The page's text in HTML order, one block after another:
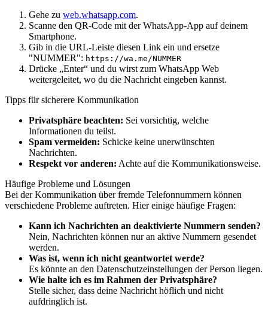
Gehe zu web.whatsapp.com.
Scanne den QR-Code mit der WhatsApp-App auf deinem
Smartphone.
Gib in die URL-Leiste diesen Link ein und ersetze
"NUMMER": https://wa.me/NUMMER
Drücke „Enter“ und du wirst zum WhatsApp Web
weitergeleitet, wo du die Nachricht eingeben kannst.
Tipps für sicherere Kommunikation
Privatsphäre beachten: Sei vorsichtig, welche
Informationen du teilst.
Spam vermeiden: Schicke keine unerwünschten
Nachrichten.
Respekt vor anderen: Achte auf die Kommunikationsweise.
Häufige Probleme und Lösungen
Bei der Kommunikation über fremde Telefonnummern können
verschiedene Probleme auftreten. Hier einige häufige Fragen:
Kann ich Nachrichten an deaktivierte Nummern senden?
Nein, Nachrichten können nur an aktive Nummern gesendet
werden.
Was ist, wenn ich nicht geantwortet werde?
Es könnte an den Datenschutzeinstellungen der Person liegen.
Wie halte ich es im Rahmen der Privatsphäre?
Stelle sicher, dass deine Nachricht höflich und nicht
aufdringlich ist.